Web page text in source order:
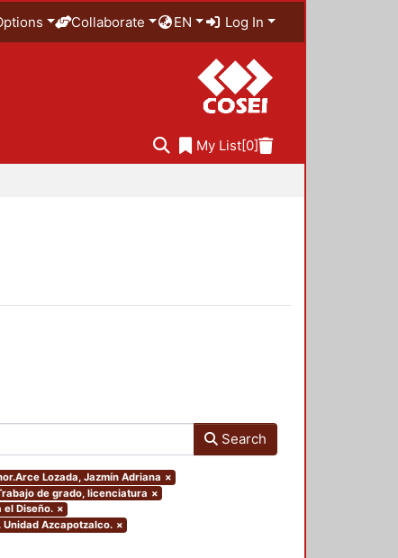
Collaborate EN Log In
My List[0]
Search
Lozada, Jazmín Adriana ×
de grado, licenciatura ×
Diseño. ×
Azcapotzalco. ×